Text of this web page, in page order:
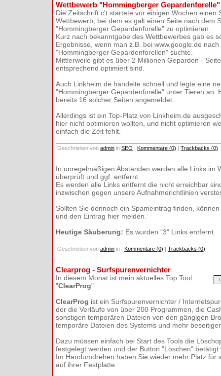
Wettbewerb "Hommingberger Gepardenforelle"
Die Zeitschrift c't startete vor einigen Wochen einen
Wettbewerb, bei dem es galt einen Seite nach dem
"Hommingberger Gepardenforelle" zu optimieren.
Kurz nach bekanntgabe des Wettbewerbes gab es
Ergebnisse, wenn man z.B. bei www.google.de nach
"Hommingberger Gepardenforellen" suchte.
Mittlerweile gibt es über 2 Millionen Geparden -
entsprechend optimiert sind.
Auch Linkheim.de handelte schnell und legte eine
"Hommingberger Gepardenforelle" unter Tieren an.
bereits 16 solcher Seiten angemeldet.
Allerdings ist ein Top-Platz von Linkheim.de
hier nicht optimieren wollten, und nicht optimieren
einfach die Zeit fehlt.
Geschrieben von admin in SEO | Kommentare (0) | Trackbacks (0)
In unregelmäßigen Abständen werden alle Links im
überprüft und ggf. entfernt.
Es werden alle Links entfernt die nicht erreichbar
inzwischen gegen unsere Aufnahmerichtlinien
Sollten Sie dennoch ein Spameintrag finden,
und den Eintrag hier melden.
Heutige Säuberung: Es wurden "3" Links entfernt.
Geschrieben von admin in | Kommentare (0) | Trackbacks (0)
Clearprog - Surfspurenvernichter
In diesem Monat ist mein aktuelles Top Tool:
"ClearProg".
ClearProg ist ein Surfspurenvernichter /
der die Verläufe von über 200 Programmen, die
sonstigen temporären Dateien von den gängigen
temporäre Dateien des Systems und mehr
Dazu müssen einfach bei Start des Tools die
festgelegt werden und der Button "Löschen" betätigt
Im Handumdrehen haben Sie wieder mehr Platz für
auf ihrer Festplatte.